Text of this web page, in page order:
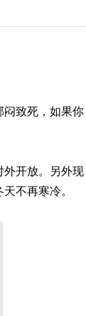
闷致死，如果你
外开放。另外现
不再寒冷。